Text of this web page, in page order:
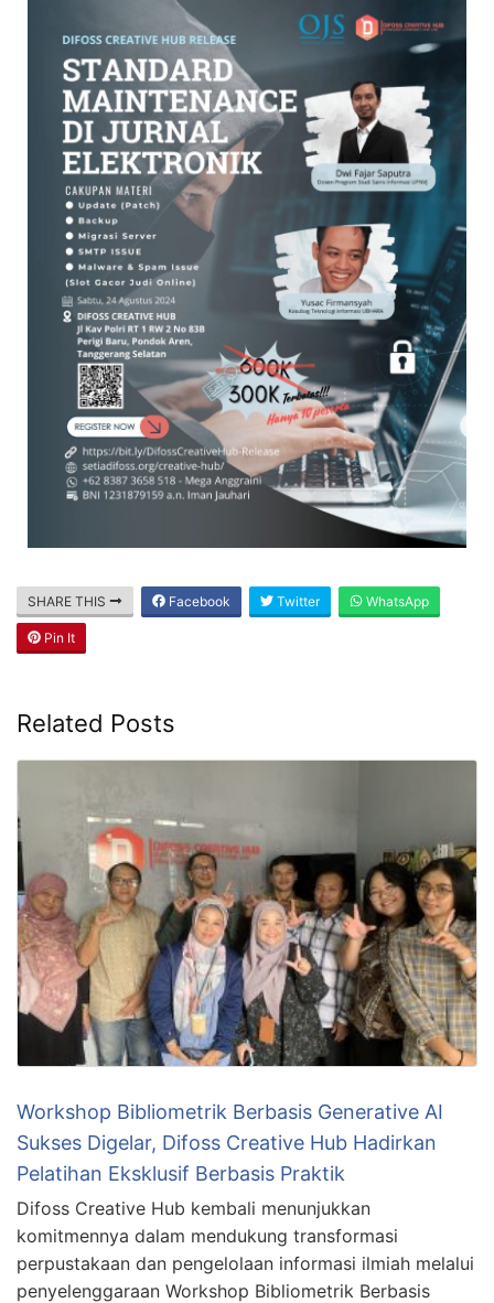
SHARE THIS Facebook Twitter WhatsApp
Pin It
Related Posts
Workshop Bibliometrik Berbasis Generative AI
Sukses Digelar, Difoss Creative Hub Hadirkan
Pelatihan Eksklusif Berbasis Praktik
Difoss Creative Hub kembali menunjukkan
komitmennya dalam mendukung transformasi
perpustakaan dan pengelolaan informasi ilmiah melalui
penyelenggaraan Workshop Bibliometrik Berbasis